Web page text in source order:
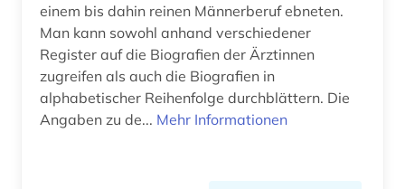
literarische gestalt (1)
literatur (23)
literaturwissenschaft (7)
ludwig (1)
einem bis dahin reinen Männerberuf ebneten.
Man kann sowohl anhand verschiedener
Register auf die Biografien der Ärztinnen
zugreifen als auch die Biografien in
alphabetischer Reihenfolge durchblättern. Die
Angaben zu de... Mehr Informationen